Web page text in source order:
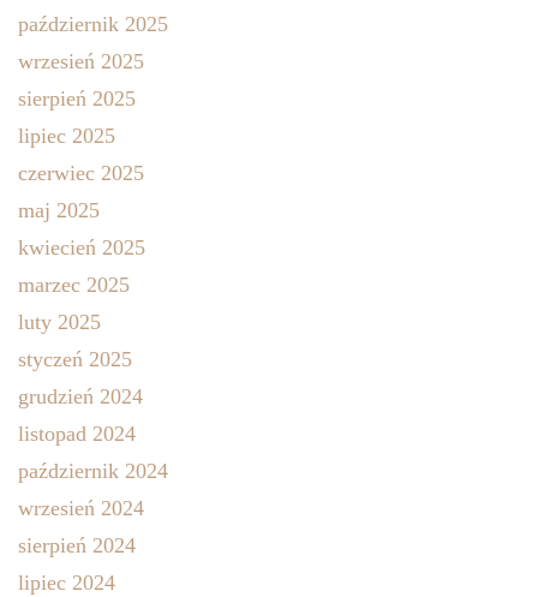
październik 2025
wrzesień 2025
sierpień 2025
lipiec 2025
czerwiec 2025
maj 2025
kwiecień 2025
marzec 2025
luty 2025
styczeń 2025
grudzień 2024
listopad 2024
październik 2024
wrzesień 2024
sierpień 2024
lipiec 2024